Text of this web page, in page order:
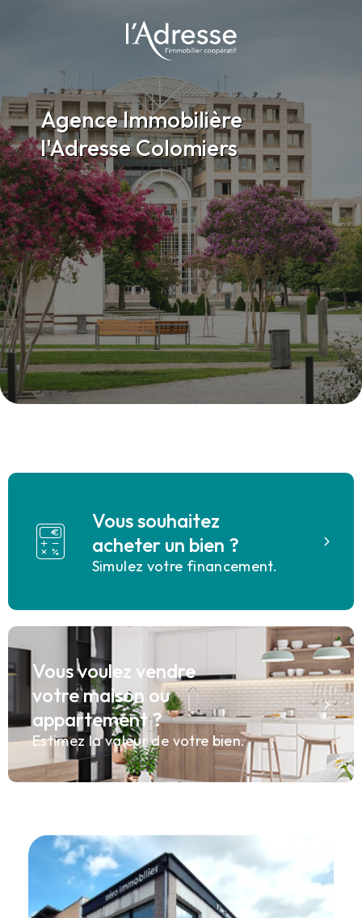
Agence Immobilière
l'Adresse Colomiers
Vous souhaitez
acheter un bien ?
Simulez votre financement.
Vous voulez vendre
votre maison ou
appartement ?
Estimez la valeur de votre bien.